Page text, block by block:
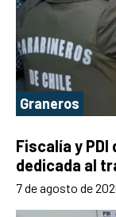
Graneros
Fiscalía y
dedicada al
7 de agosto de